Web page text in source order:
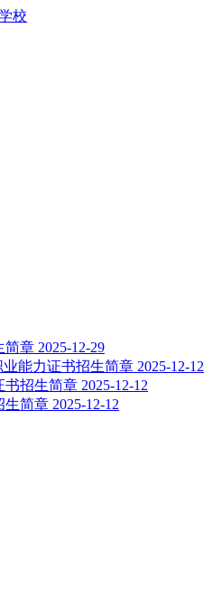
简章 2025-12-29
能力证书招生简章 2025-12-12
书招生简章 2025-12-12
生简章 2025-12-12